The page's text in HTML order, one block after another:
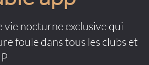
vie nocturne exclusive qui
foule dans tous les clubs et